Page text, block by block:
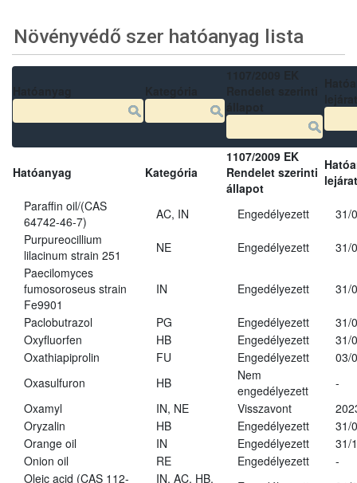
Növényvédő szer hatóanyag lista
Hatóanyag Kategória
1107/2009 EK
Rendelet szerinti
állapot
Paraffin oil/(CAS
64742-46-7)
AC, IN Engedélyezett
31/
Purpureocillium
lilacinum strain 251
NE Engedélyezett
31/
Paecilomyces
fumosoroseus strain
Fe9901
IN Engedélyezett 31/
Paclobutrazol PG Engedélyezett
31/
Oxyfluorfen
HB Engedélyezett
31/
Oxathiapiprolin
FU Engedélyezett
03/
Oxasulfuron
HB
Nem
engedélyezett
-
Oxamyl
IN, NE Visszavont
Oryzalin
HB Engedélyezett
31/
Orange oil
IN Engedélyezett
31/
Onion oil
RE Engedélyezett
-
Oleic acid (CAS 112-
IN, AC, HB,